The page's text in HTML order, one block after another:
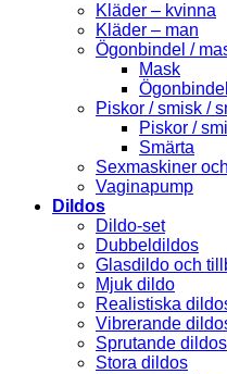
Kläder – kvinna
Kläder – man
Ögonbindel /
Mask
Ögonbindel
Piskor / smisk /
Piskor /
Smärta
Sexmaskiner
Vaginapump
Dildos
Dildo-set
Dubbeldildos
Glasdildo och
Mjuk dildo
Realistiska
Vibrerande
Sprutande dildos
Stora dildos